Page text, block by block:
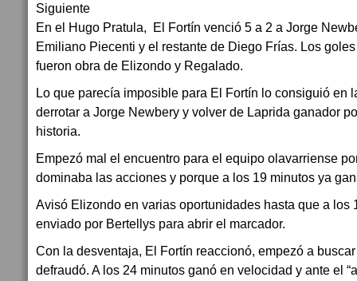
Siguiente
En el Hugo Pratula, El Fortín venció 5 a 2 a Jorge
Emiliano Piecenti y el restante de Diego Frías. Los
fueron obra de Elizondo y Regalado.
Lo que parecía imposible para El Fortín lo consiguió en
derrotar a Jorge Newbery y volver de Laprida ganador
historia.
Empezó mal el encuentro para el equipo olavarriense
dominaba las acciones y porque a los 19 minutos ya
Avisó Elizondo en varias oportunidades hasta que a los
enviado por Bertellys para abrir el marcador.
Con la desventaja, El Fortín reaccionó, empezó a
defraudó. A los 24 minutos ganó en velocidad y ante el